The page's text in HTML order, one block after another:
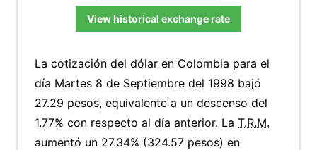
View historical exchange rate
La cotización del dólar en Colombia para el
día Martes 8 de Septiembre del 1998 bajó
27.29 pesos, equivalente a un descenso del
1.77% con respecto al día anterior. La T.R.M.
aumentó un 27.34% (324.57 pesos) en